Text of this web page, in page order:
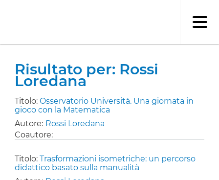
Risultato per: Rossi
Loredana
Titolo: Osservatorio Università. Una giornata in
gioco con la Matematica
Autore: Rossi Loredana
Coautore:
Titolo: Trasformazioni isometriche: un percorso
didattico basato sulla manualità